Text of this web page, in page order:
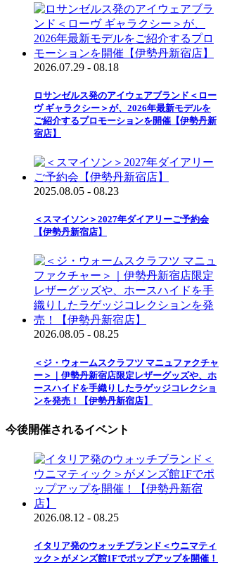
2026.07.29 - 08.18
ロサンゼルス発のアイウェアブランド＜ロー
ヴ ギャラクシー＞が、2026年最新モデルを
ご紹介するプロモーションを開催【伊勢丹新
宿店】
2025.08.05 - 08.23
＜スマイソン＞2027年ダイアリーご予約会
【伊勢丹新宿店】
2026.08.05 - 08.25
＜ジ・ウォームスクラフツ マニュファクチャ
ー＞｜伊勢丹新宿店限定レザーグッズや、ホ
ースハイドを手織りしたラゲッジコレクショ
ンを発売！【伊勢丹新宿店】
今後開催されるイベント
2026.08.12 - 08.25
イタリア発のウォッチブランド＜ウニマティ
ック＞がメンズ館1Fでポップアップを開催！